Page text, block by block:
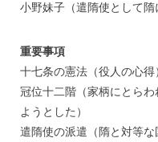
小野妹子（遣隋使として隋
重要事項
十七条の憲法（役人の心得）
冠位十二階（家柄にとら
ようとした）
遣隋使の派遣（隋と対等